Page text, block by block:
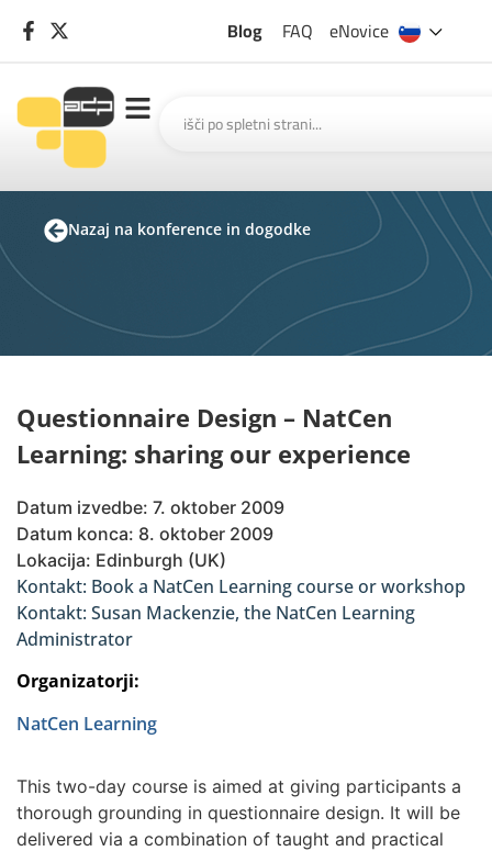
Blog FAQ eNovice
Nazaj na konference in dogodke
Questionnaire Design – NatCen
Learning: sharing our experience
Datum izvedbe: 7. oktober 2009
Datum konca: 8. oktober 2009
Lokacija: Edinburgh (UK)
Kontakt: Book a NatCen Learning course or workshop
Kontakt: Susan Mackenzie, the NatCen Learning
Administrator
Organizatorji:
NatCen Learning
This two-day course is aimed at giving participants a
thorough grounding in questionnaire design. It will be
delivered via a combination of taught and practical